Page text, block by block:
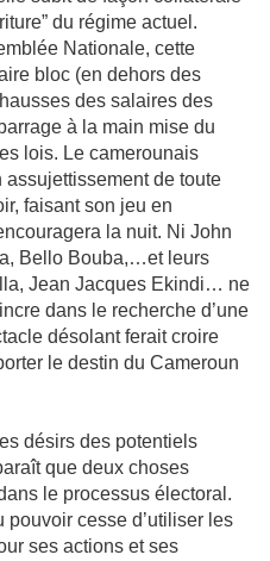
du régime actuel.
Nationale, cette
bloc (en dehors des
des salaires des
à la main mise du
lois. Le camerounais
de toute
faisant son jeu en
la nuit. Ni John
Bello Bouba,…et leurs
Jean Jacques Ekindi… ne
dans le recherche d’une
désolant ferait croire
le destin du Cameroun
désirs des potentiels
que deux choses
le processus électoral.
pouvoir cesse d’utiliser les
ses actions et ses